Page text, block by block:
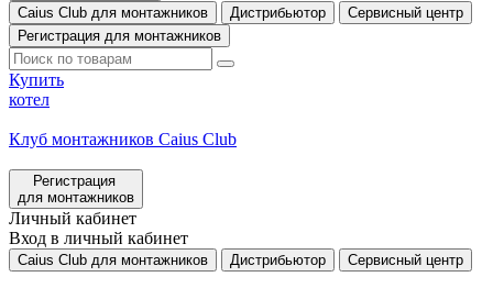
Caius Club для монтажников
Дистрибьютор
Сервисный центр
Регистрация для монтажников
Купить
котел
Клуб монтажников Caius Club
Регистрация
для монтажников
Личный кабинет
Вход в личный кабинет
Caius Club для монтажников Дистрибьютор Сервисный центр